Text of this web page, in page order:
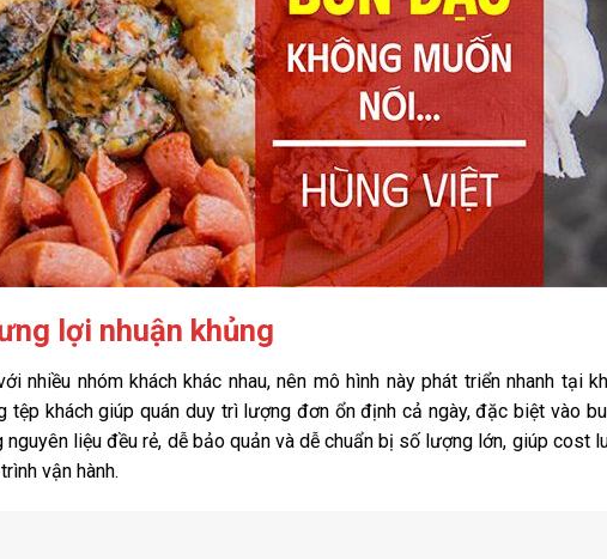
lợi nhuận khủng
nhiều nhóm khách khác nhau, nên mô hình này phát triển nhanh tại
tệp khách giúp quán duy trì lượng đơn ổn định cả ngày, đặc biệt vào
nguyên liệu đều rẻ, dễ bảo quản và dễ chuẩn bị số lượng lớn, giúp cost
vận hành.